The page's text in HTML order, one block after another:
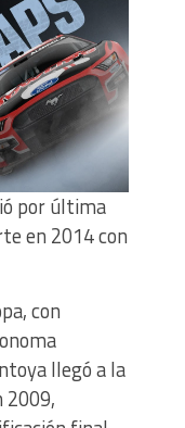
por última
en 2014 con
con
llegó a la
2009,